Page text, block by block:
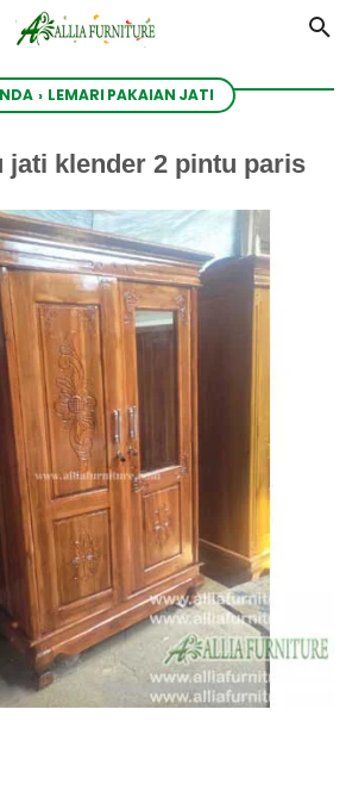
› LEMARI PAKAIAN JATI
jati klender 2 pintu paris